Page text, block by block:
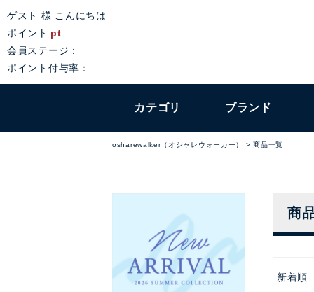
ゲスト 様 こんにちは
ポイント pt
会員ステージ：
ポイント付与率：
カテゴリ ブランド
osharewalker（オシャレウォーカー） 商品一覧
商
新着順